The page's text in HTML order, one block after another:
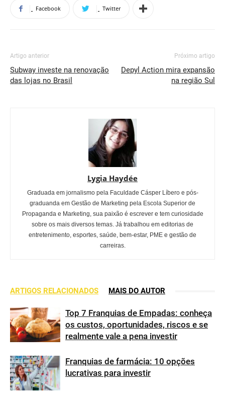
Facebook Twitter
Artigo anterior
Subway investe na renovação
das lojas no Brasil
Próximo artigo
Depyl Action mira expansão
na região Sul
Lygia Haydée
Graduada em jornalismo pela Faculdade Cásper Líbero e pós-
graduanda em Gestão de Marketing pela Escola Superior de
Propaganda e Marketing, sua paixão é escrever e tem curiosidade
sobre os mais diversos temas. Já trabalhou em editorias de
entretenimento, esportes, saúde, bem-estar, PME e gestão de
carreiras.
ARTIGOS RELACIONADOS MAIS DO AUTOR
Top 7 Franquias de Empadas: conheça
os custos, oportunidades, riscos e se
realmente vale a pena investir
Franquias de farmácia: 10 opções
lucrativas para investir